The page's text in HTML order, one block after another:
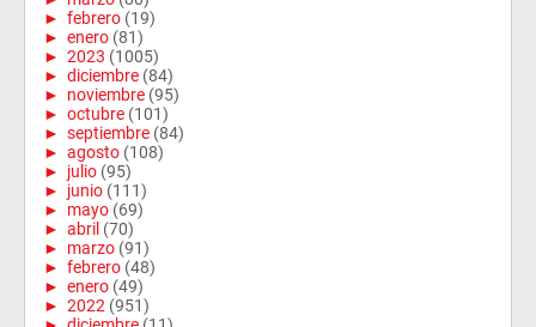
► febrero (19)
► enero (81)
► 2023 (1005)
► diciembre (84)
► noviembre (95)
► octubre (101)
► septiembre (84)
► agosto (108)
► julio (95)
► junio (111)
► mayo (69)
► abril (70)
► marzo (91)
► febrero (48)
► enero (49)
► 2022 (951)